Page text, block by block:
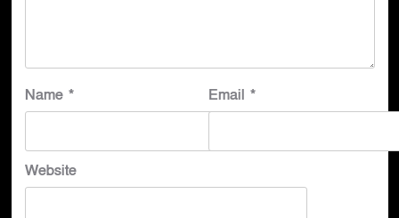
Name * Email *
Website